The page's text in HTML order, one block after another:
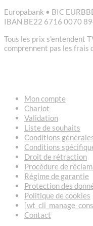
Europabank • BIC
IBAN BE22 6716 0070
Tous les prix s'entendent
comprennent pas les frais
Mon compte
Chariot
Validation
Liste de souhaits
Conditions
Conditions
Droit de rétraction
Procédure de
Régime de garantie
Protection des
Politique de cookies
Contact